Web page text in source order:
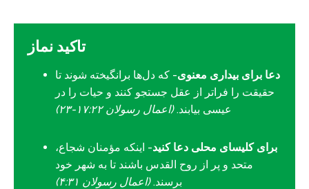
تاکید نماز
دعا برای بیداری معنوی- که دل‌ها برانگیخته شوند تا
حقیقت را فراتر از عقل جستجو کنند و حیات را در
عیسی بیابند.(اعمال رسولان ۱۷:۲۲-۲۳)
برای کلیسای محلی دعا کنید- اینکه مؤمنان شجاع،
متحد و پر از روح القدس باشند تا به شهر خود
برسند.(اعمال رسولان ۴:۳۱)